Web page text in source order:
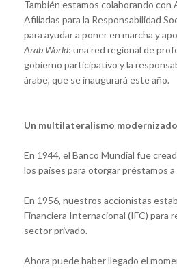
También estamos colaborando con
Afiliadas para la Responsabilidad
para ayudar a poner en marcha y
Arab World: una red regional de
gobierno participativo y la
árabe, que se inaugurará este año.
Un multilateralismo
En 1944, el Banco Mundial fue
los países para otorgar préstamos
En 1956, nuestros accionistas
Financiera Internacional (IFC) para
sector privado.
Ahora puede haber llegado el